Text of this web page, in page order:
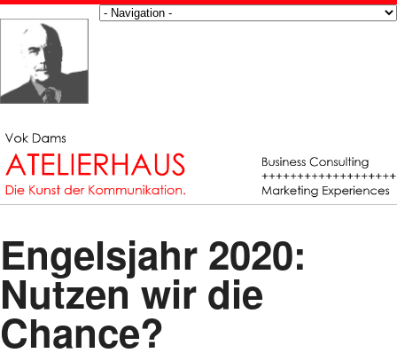
Engelsjahr 2020:
Nutzen wir die
Chance?